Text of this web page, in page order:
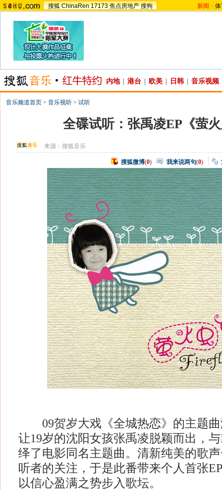
搜狐 ChinaRen 17173 焦点房地产 搜狗 新闻 -
内地 港台 欧美 日韩 音乐视频
音乐频道首页 > 音乐视听 > 试听
全碟试听：张禹凌EP《萤
来源：搜狐音乐
搜狐微博(0) 我来说两句(0)
09贺岁大戏《全城热恋》的主题曲
让19岁的沈阳女孩张禹凌脱颖而出，
绎了电影同名主题曲。清新纯美的歌
听者的关注，于是此番带来个人首张
以信心盈满之势步入歌坛。